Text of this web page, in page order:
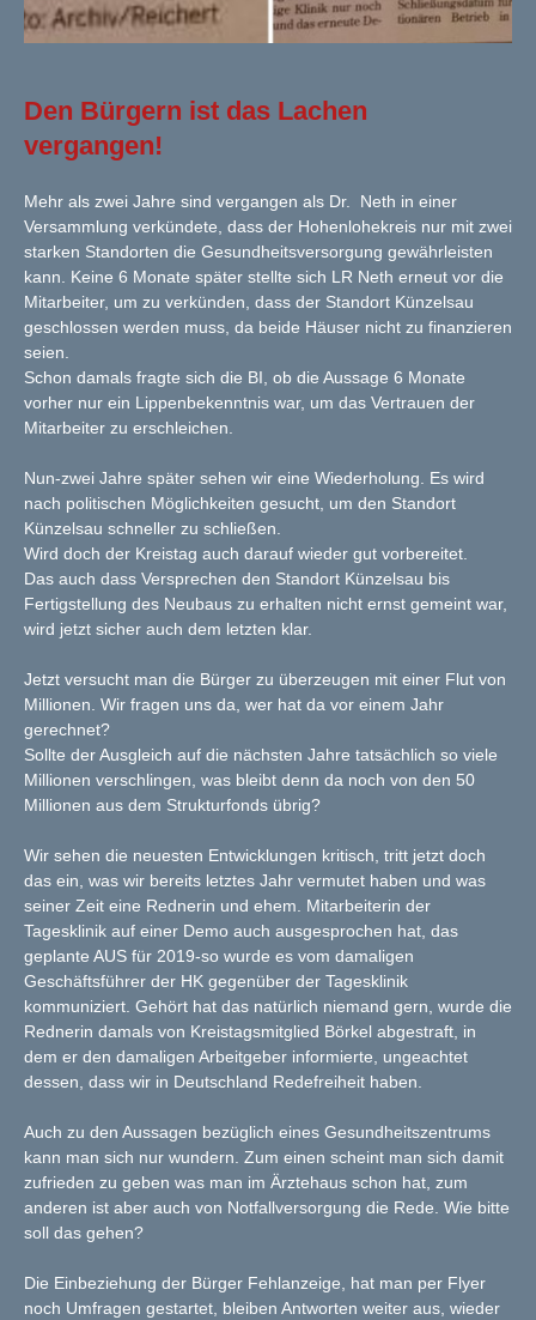
Den Bürgern ist das Lachen
vergangen!
Mehr als zwei Jahre sind vergangen als Dr. Neth in einer
Versammlung verkündete, dass der Hohenlohekreis nur mit zwei
starken Standorten die Gesundheitsversorgung gewährleisten
kann. Keine 6 Monate später stellte sich LR Neth erneut vor die
Mitarbeiter, um zu verkünden, dass der Standort Künzelsau
geschlossen werden muss, da beide Häuser nicht zu finanzieren
seien.
Schon damals fragte sich die BI, ob die Aussage 6 Monate
vorher nur ein Lippenbekenntnis war, um das Vertrauen der
Mitarbeiter zu erschleichen.
Nun-zwei Jahre später sehen wir eine Wiederholung. Es wird
nach politischen Möglichkeiten gesucht, um den Standort
Künzelsau schneller zu schließen.
Wird doch der Kreistag auch darauf wieder gut vorbereitet.
Das auch dass Versprechen den Standort Künzelsau bis
Fertigstellung des Neubaus zu erhalten nicht ernst gemeint war,
wird jetzt sicher auch dem letzten klar.
Jetzt versucht man die Bürger zu überzeugen mit einer Flut von
Millionen. Wir fragen uns da, wer hat da vor einem Jahr
gerechnet?
Sollte der Ausgleich auf die nächsten Jahre tatsächlich so viele
Millionen verschlingen, was bleibt denn da noch von den 50
Millionen aus dem Strukturfonds übrig?
Wir sehen die neuesten Entwicklungen kritisch, tritt jetzt doch
das ein, was wir bereits letztes Jahr vermutet haben und was
seiner Zeit eine Rednerin und ehem. Mitarbeiterin der
Tagesklinik auf einer Demo auch ausgesprochen hat, das
geplante AUS für 2019-so wurde es vom damaligen
Geschäftsführer der HK gegenüber der Tagesklinik
kommuniziert. Gehört hat das natürlich niemand gern, wurde die
Rednerin damals von Kreistagsmitglied Börkel abgestraft, in
dem er den damaligen Arbeitgeber informierte, ungeachtet
dessen, dass wir in Deutschland Redefreiheit haben.
Auch zu den Aussagen bezüglich eines Gesundheitszentrums
kann man sich nur wundern. Zum einen scheint man sich damit
zufrieden zu geben was man im Ärztehaus schon hat, zum
anderen ist aber auch von Notfallversorgung die Rede. Wie bitte
soll das gehen?
Die Einbeziehung der Bürger Fehlanzeige, hat man per Flyer
noch Umfragen gestartet, bleiben Antworten weiter aus, wieder